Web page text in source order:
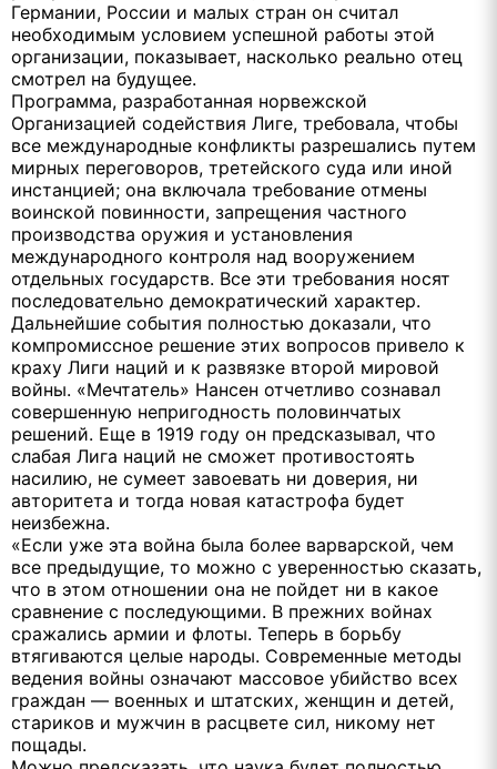
Германии, России и малых стран он считал
необходимым условием успешной работы этой
организации, показывает, насколько реально отец
смотрел на будущее.
Программа, разработанная норвежской
Организацией содействия Лиге, требовала, чтобы
все международные конфликты разрешались путем
мирных переговоров, третейского суда или иной
инстанцией; она включала требование отмены
воинской повинности, запрещения частного
производства оружия и установления
международного контроля над вооружением
отдельных государств. Все эти требования носят
последовательно демократический характер.
Дальнейшие события полностью доказали, что
компромиссное решение этих вопросов привело к
краху Лиги наций и к развязке второй мировой
войны. «Мечтатель» Нансен отчетливо сознавал
совершенную непригодность половинчатых
решений. Еще в 1919 году он предсказывал, что
слабая Лига наций не сможет противостоять
насилию, не сумеет завоевать ни доверия, ни
авторитета и тогда новая катастрофа будет
неизбежна.
«Если уже эта война была более варварской, чем
все предыдущие, то можно с уверенностью сказать,
что в этом отношении она не пойдет ни в какое
сравнение с последующими. В прежних войнах
сражались армии и флоты. Теперь в борьбу
втягиваются целые народы. Современные методы
ведения войны означают массовое убийство всех
граждан — военных и штатских, женщин и детей,
стариков и мужчин в расцвете сил, никому нет
пощады.